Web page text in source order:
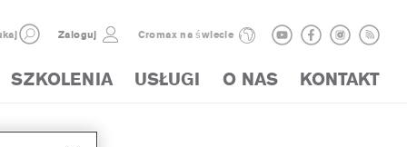
Zaloguj Cromax na świecie
SZKOLENIA USŁUGI O NAS KONTAKT